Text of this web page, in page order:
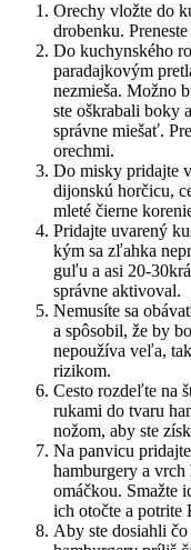
Orechy vložte do
drobenku.
Do kuchynského
paradajkovým
nezmieša. Možno
ste oškrabali boky
správne miešať.
orechmi.
Do misky pridajte
dijonskú horčicu,
mleté čierne
Pridajte uvarený
kým sa zľahka
guľu a asi 20-
správne aktivoval.
Nemusíte sa
a spôsobil, že by
nepoužíva veľa,
rizikom.
Cesto rozdeľte na
rukami do tvaru
nožom, aby ste
Na panvicu
hamburgery a
omáčkou. Smažte
ich otočte a potrite
Aby ste dosiahli